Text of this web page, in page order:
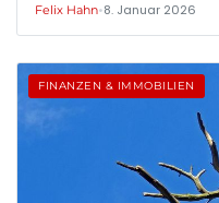
Felix Hahn•8. Januar 2026
FINANZEN & IMMOBILIEN